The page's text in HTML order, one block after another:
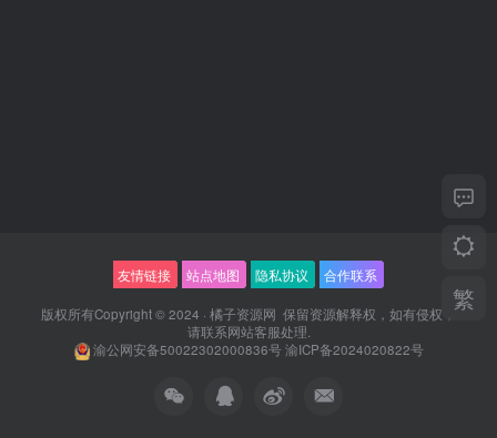
友情链接 站点地图 隐私协议 合作联系
版权所有Copyright © 2024 · 橘子资源网 保留资源解释权，如有侵权，
请联系网站客服处理.
渝公网安备50022302000836号 渝ICP备2024020822号
繁